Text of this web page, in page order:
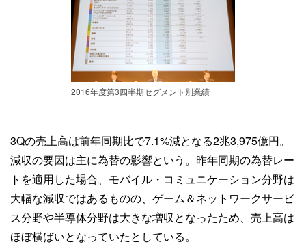
2016年度第3四半期セグメント別業績
3Qの売上高は前年同期比で7.1%減となる2兆3,975億円。
減収の要因は主に為替の影響という。昨年同期の為替レー
トを適用した場合、モバイル・コミュニケーション分野は
大幅な減収ではあるものの、ゲーム＆ネットワークサービ
ス分野や半導体分野は大きな増収となったため、売上高は
ほぼ横ばいとなっていたとしている。